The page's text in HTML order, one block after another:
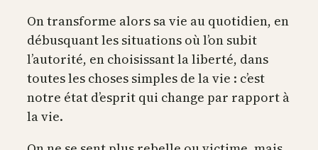
On transforme alors sa vie au quotidien, en
débusquant les situations où l’on subit
l’autorité, en choisissant la liberté, dans
toutes les choses simples de la vie : c’est
notre état d’esprit qui change par rapport à
la vie.